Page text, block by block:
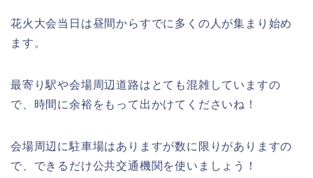
花火大会当日は昼間からすでに多くの人が集まり始め
ます。
最寄り駅や会場周辺道路はとても混雑していますの
で、時間に余裕をもって出かけてくださいね！
会場周辺に駐車場はありますが数に限りがありますの
で、できるだけ公共交通機関を使いましょう！